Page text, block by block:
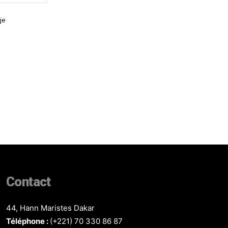
Contact
44, Hann Maristes Dakar
Téléphone : (+221) 70 330 86 87‬